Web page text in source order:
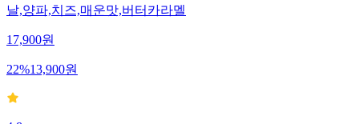
날,양파,치즈,매운맛,버터카라멜
17,900원
22%13,900원